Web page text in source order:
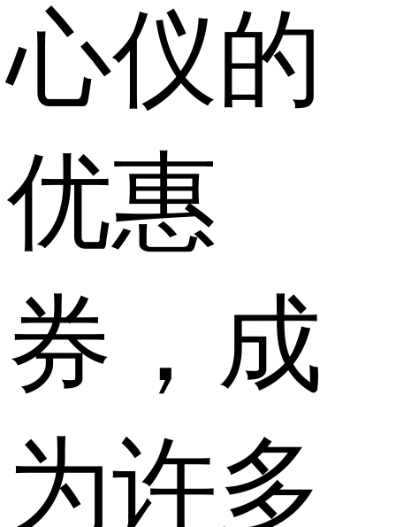
心仪的
优惠
券，成
为许多